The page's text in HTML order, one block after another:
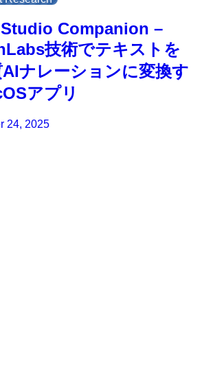
Companion –
技術でテキストを
AIナレーションに変換す
アプリ
24, 2025